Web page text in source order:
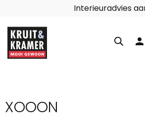
Interieuradvies
person
XOOON